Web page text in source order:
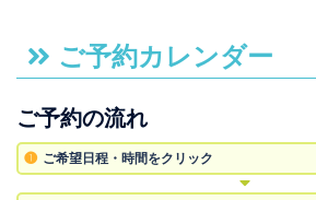
ご予約カレンダー
ご予約の流れ
❶ ご希望日程・時間をクリック